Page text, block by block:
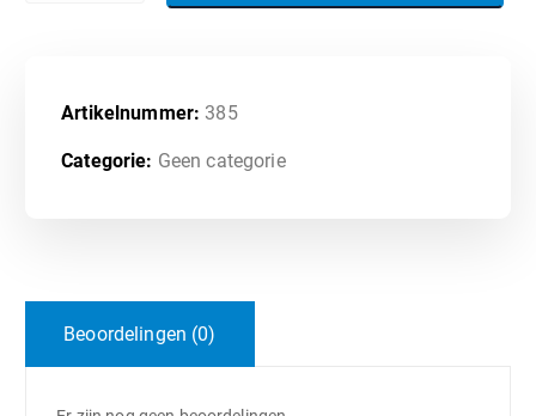
Artikelnummer: 385
Categorie: Geen categorie
Beoordelingen (0)